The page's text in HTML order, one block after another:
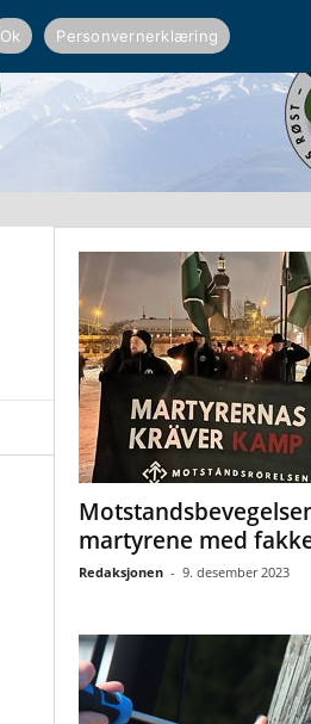
martyrene med
Redaksjonen - 9. desember 2023
Ok Personvernerklæring